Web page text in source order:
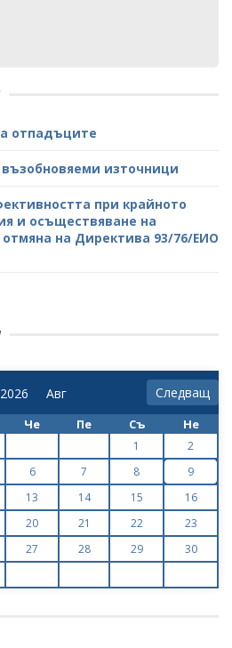
отпадъците
възобновяеми източници
при крайното
и осъществяване на
отмяна на Директива 93/76/ЕИО
Следващ
Че Пе Съ Не
1
2
6 7 8
9
13 14 15
16
20 21 22
23
27 28 29
30